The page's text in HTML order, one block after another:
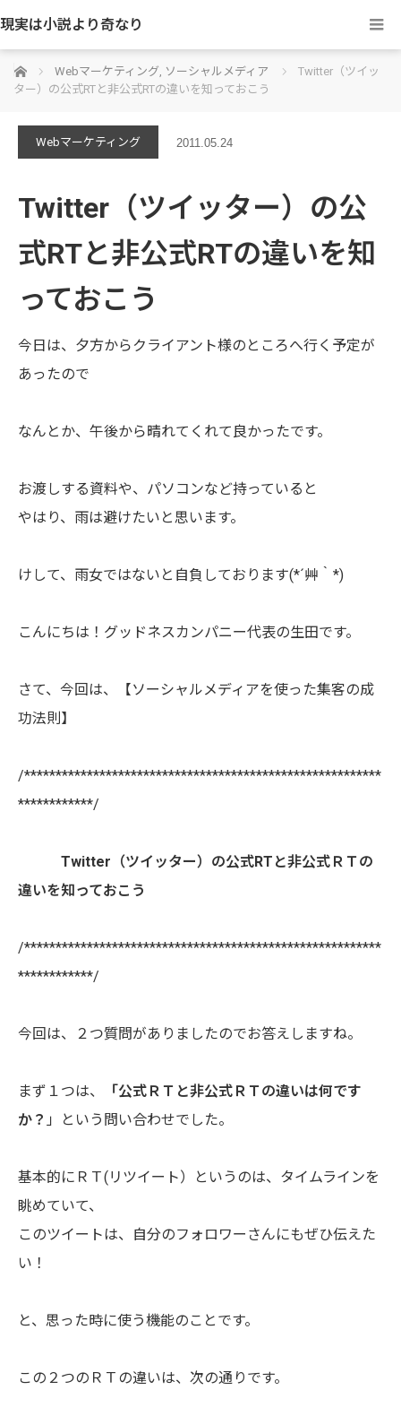
現実は小説より奇なり
ホーム Webマーケティング, ソーシャルメディア
Twitter（ツイッ
ター）の公式RTと非公式RTの違いを知っておこう
Webマーケティング 2011.05.24
Twitter（ツイッター）の公
式RTと非公式RTの違いを知
っておこう
今日は、夕方からクライアント様のところへ行く予定が
あったので
なんとか、午後から晴れてくれて良かったです。
お渡しする資料や、パソコンなど持っていると
やはり、雨は避けたいと思います。
けして、雨女ではないと自負しております(*´艸｀*)
こんにちは！グッドネスカンパニー代表の生田です。
さて、今回は、【ソーシャルメディアを使った集客の成
功法則】
/*********************************************************
************/
Twitter（ツイッター）の公式RTと非公式ＲＴの
違いを知っておこう
/*********************************************************
************/
今回は、２つ質問がありましたのでお答えしますね。
まず１つは、
「公式ＲＴと非公式ＲＴの違いは何です
か？ 」という問い合わせでした。
基本的にＲＴ(リツイート）というのは、タイムラインを
眺めていて、
このツイートは、自分のフォロワーさんにもぜひ伝えた
い！
と、思った時に使う機能のことです。
この２つのＲＴの違いは、次の通りです。